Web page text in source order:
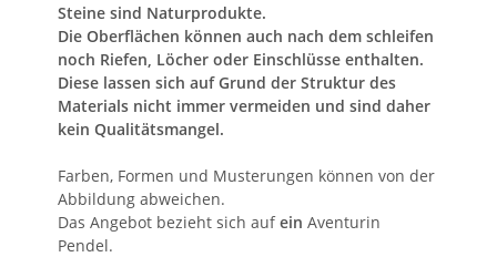
Steine sind Naturprodukte.
Die Oberflächen können auch nach dem schleifen
noch Riefen, Löcher oder Einschlüsse enthalten.
Diese lassen sich auf Grund der Struktur des
Materials nicht immer vermeiden und sind daher
kein Qualitätsmangel.
Farben, Formen und Musterungen können von der
Abbildung abweichen.
Das Angebot bezieht sich aufein Aventurin
Pendel.